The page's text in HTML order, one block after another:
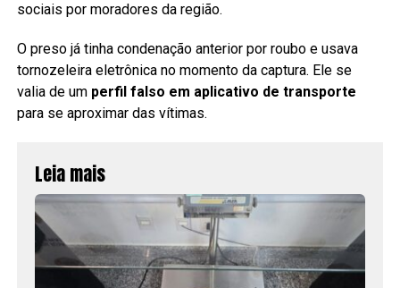
sociais por moradores da região.
O preso já tinha condenação anterior por roubo e usava
tornozeleira eletrônica no momento da captura. Ele se
valia de um perfil falso em aplicativo de transporte
para se aproximar das vítimas.
Leia mais